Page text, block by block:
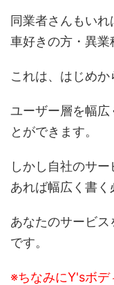
同業者さんもい
車好きの方・異業
これは、はじめか
ユーザー層を幅広
とができます。
しかし自社のサ
あれば幅広く書く
あなたのサービ
です。
※ちなみにY'sボ